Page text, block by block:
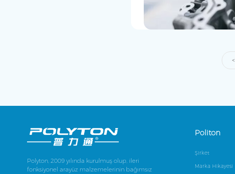
Polyton, 2009 yılında kurulmuş olup, ileri
fonksiyonel arayüz malzemelerinin bağımsız
Politon
Şirket
Marka Hikayesi